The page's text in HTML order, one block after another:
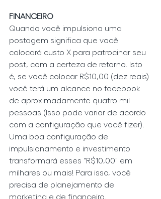
FINANCEIRO
Quando você impulsiona uma
postagem significa que você
colocará custo X para patrocinar seu
post, com a certeza de retorno. Isto
é, se você colocar R$10,00 (dez reais)
você terá um alcance no facebook
de aproximadamente quatro mil
pessoas (Isso pode variar de acordo
com a configuração que você fizer).
Uma boa configuração de
impulsionamento e investimento
transformará esses "R$10,00" em
milhares ou mais! Para isso, você
precisa de planejamento de
marketing e de financeiro.